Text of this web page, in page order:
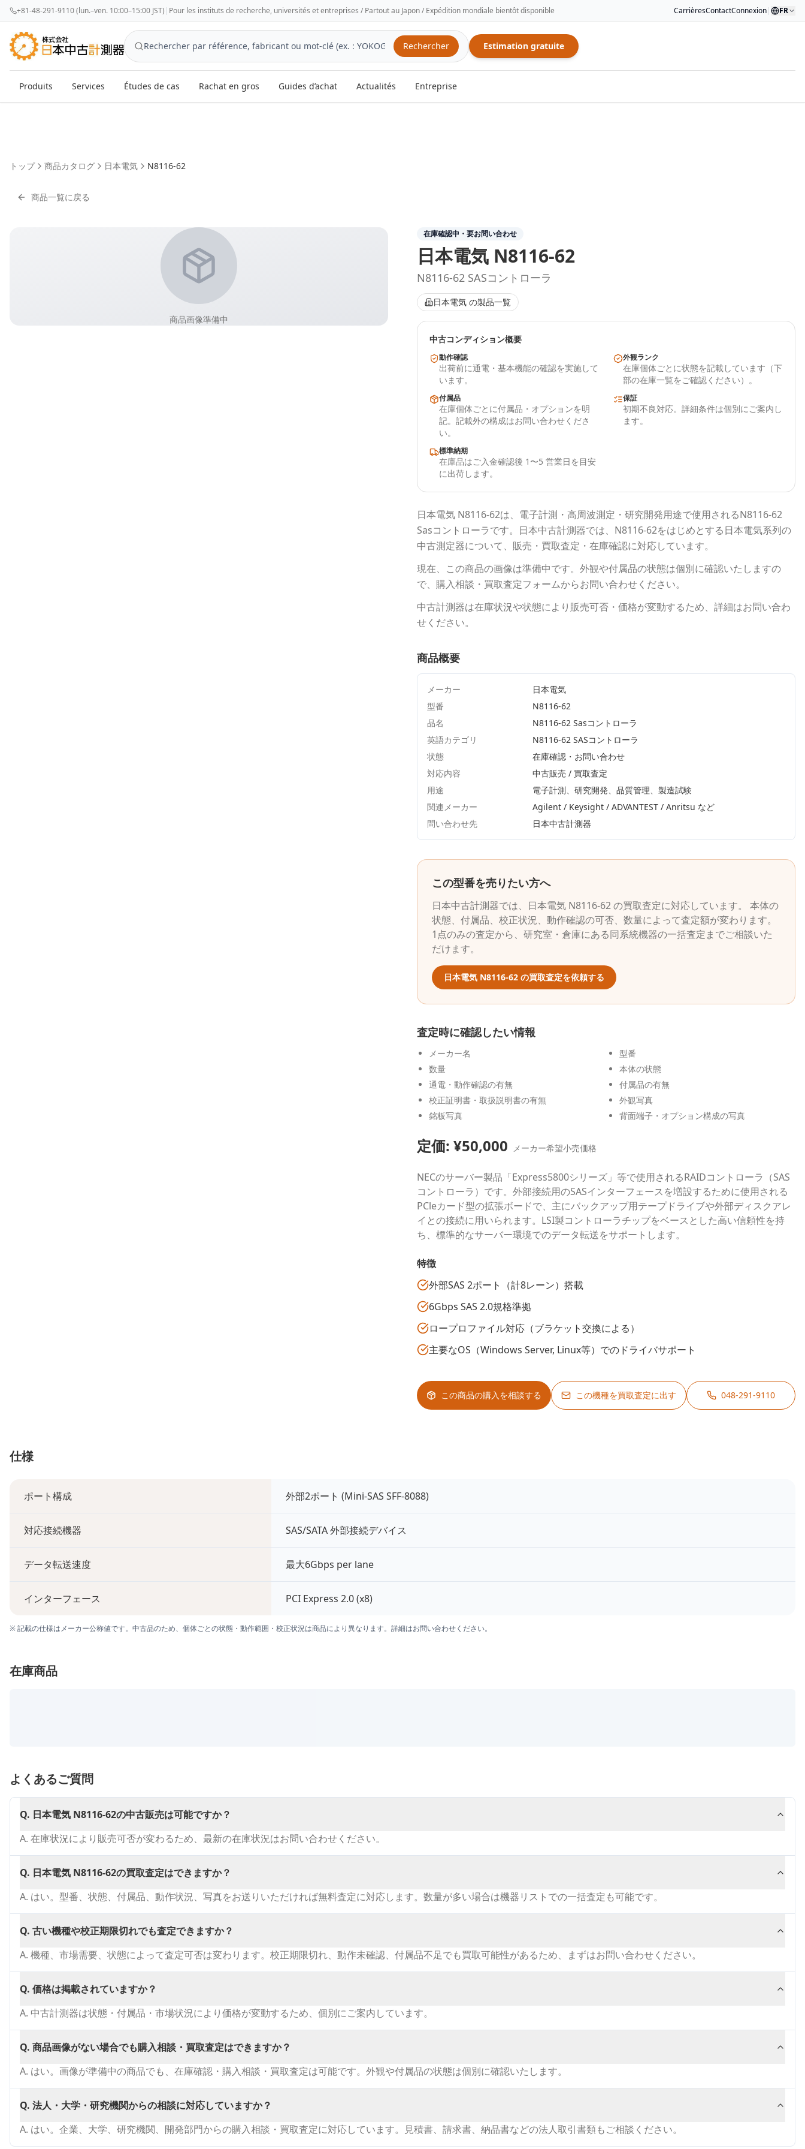
+81-48-291-9110 (lun.–ven. 10:00–15:00 JST) | Pour les instituts de recherche, universités et entreprises / Partout au Japon / Expédition mondiale bientôt disponible CarrièresContactConnexion| FR
Rechercher Estimation gratuite
Produits Services Études de cas Rachat en gros Guides d’achat Actualités Entreprise
トップ 商品カタログ 日本電気 N8116-62
商品一覧に戻る
商品画像準備中
在庫確認中・要お問い合わせ
日本電気 N8116-62
N8116-62 SASコントローラ
日本電気 の製品一覧
中古コンディション概要
動作確認
出荷前に通電・基本機能の確認を実施して
います。
外観ランク
在庫個体ごとに状態を記載しています（下
部の在庫一覧をご確認ください）。
付属品
在庫個体ごとに付属品・オプションを明
記。記載外の構成はお問い合わせくださ
い。
保証
初期不良対応。詳細条件は個別にご案内し
ます。
標準納期
在庫品はご入金確認後 1〜5 営業日を目安
に出荷します。
日本電気 N8116-62は、電子計測・高周波測定・研究開発用途で使用されるN8116-62
Sasコントローラです。 日本中古計測器では、 N8116-62をはじめとする日本電気系列の
中古測定器について、販売・買取査定・在庫確認に対応しています。
現在、この商品の画像は準備中です。外観や付属品の状態は個別に確認いたしますの
で、購入相談・買取査定フォームからお問い合わせください。
中古計測器は在庫状況や状態により販売可否・価格が変動するため、詳細はお問い合わ
せください。
商品概要
メーカー
日本電気
型番
N8116-62
品名
N8116-62 Sasコントローラ
英語カテゴリ
N8116-62 SASコントローラ
状態
在庫確認・お問い合わせ
対応内容
中古販売 / 買取査定
用途
電子計測、研究開発、品質管理、製造試験
関連メーカー
Agilent / Keysight / ADVANTEST / Anritsu など
問い合わせ先
日本中古計測器
この型番を売りたい方へ
日本中古計測器では、 日本電気 N8116-62の買取査定に対応しています。 本体の
状態、付属品、校正状況、動作確認の可否、数量によって査定額が変わります。
1点のみの査定から、研究室・倉庫にある同系統機器の一括査定までご相談いた
だけます。
日本電気 N8116-62 の買取査定を依頼する
査定時に確認したい情報
メーカー名
型番
数量
本体の状態
通電・動作確認の有無
付属品の有無
校正証明書・取扱説明書の有無
外観写真
銘板写真
背面端子・オプション構成の写真
定価: ¥50,000 メーカー希望小売価格
NECのサーバー製品「Express5800シリーズ」等で使用されるRAIDコントローラ（SAS
コントローラ）です。外部接続用のSASインターフェースを増設するために使用される
PCleカード型の拡張ボードで、主にバックアップ用テープドライブや外部ディスクアレ
イとの接続に用いられます。LSI製コントローラチップをベースとした高い信頼性を持
ち、標準的なサーバー環境でのデータ転送をサポートします。
特徴
外部SAS 2ポート（計8レーン）搭載
6Gbps SAS 2.0規格準拠
ロープロファイル対応（ブラケット交換による）
主要なOS（Windows Server, Linux等）でのドライバサポート
この商品の購入を相談する この機種を買取査定に出す 048-291-9110
仕様
ポート構成 外部2ポート (Mini-SAS SFF-8088)
対応接続機器 SAS/SATA 外部接続デバイス
データ転送速度 最大6Gbps per lane
インターフェース PCI Express 2.0 (x8)
※ 記載の仕様はメーカー公称値です。中古品のため、個体ごとの状態・動作範囲・校正状況は商品により異なります。詳細はお問い合わせください。
在庫商品
よくあるご質問
Q. 日本電気 N8116-62の中古販売は可能ですか？
A. 在庫状況により販売可否が変わるため、最新の在庫状況はお問い合わせください。
Q. 日本電気 N8116-62の買取査定はできますか？
A. はい。型番、状態、付属品、動作状況、写真をお送りいただければ無料査定に対応します。数量が多い場合は機器リストでの一括査定も可能です。
Q. 古い機種や校正期限切れでも査定できますか？
A. 機種、市場需要、状態によって査定可否は変わります。校正期限切れ、動作未確認、付属品不足でも買取可能性があるため、まずはお問い合わせください。
Q. 価格は掲載されていますか？
A. 中古計測器は状態・付属品・市場状況により価格が変動するため、個別にご案内しています。
Q. 商品画像がない場合でも購入相談・買取査定はできますか？
A. はい。画像が準備中の商品でも、在庫確認・購入相談・買取査定は可能です。外観や付属品の状態は個別に確認いたします。
Q. 法人・大学・研究機関からの相談に対応していますか？
A. はい。企業、大学、研究機関、開発部門からの購入相談・買取査定に対応しています。見積書、請求書、納品書などの法人取引書類もご相談ください。